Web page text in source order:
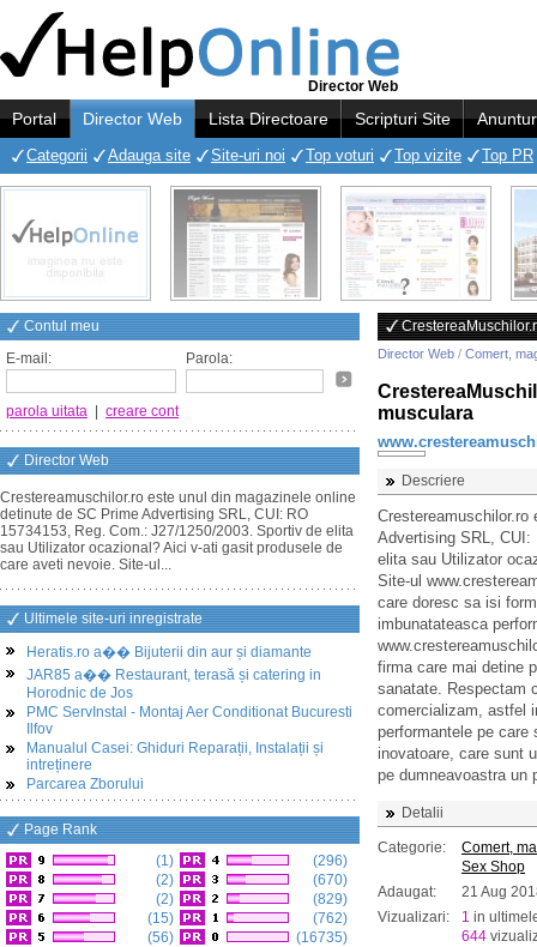
Director Web
Portal Director Web Lista Directoare Scripturi Site
Categorii Adauga site Site-uri noi Top voturi Top vizite Top PR
Contul meu
E-mail:
Parola:
parola uitata creare cont
Director Web
Crestereamuschilor.ro este unul din magazinele online
detinute de SC Prime Advertising SRL, CUI: RO
15734153, Reg. Com.: J27/1250/2003. Sportiv de elita
sau Utilizator ocazional? Aici v-ati gasit produsele de
care aveti nevoie. Site-ul...
Ultimele site-uri inregistrate
Heratis.ro a�� Bijuterii din aur și diamante
JAR85 a�� Restaurant, terasă și catering in
Horodnic de Jos
PMC ServInstal - Montaj Aer Conditionat Bucuresti
Ilfov
Manualul Casei: Ghiduri Reparații, Instalații și
intreținere
Parcarea Zborului
Page Rank
(1)
(2)
(2)
(15)
(56)
(296)
(670)
(829)
(762)
(16735)
Director Web / Comert,
musculara
Descriere
Crestereamuschilor.ro
Advertising SRL, CUI:
elita sau Utilizator
Site-ul
care doresc sa isi
imbunatateasca
firma care mai detine
sanatate. Respectam
comercializam, astfel
performantele pe care
inovatoare, care sunt
pe dumneavoastra un
Detalii
Categorie:
Comert,
Sex Shop
Adaugat:
21 Aug
Vizualizari:
1 in
644